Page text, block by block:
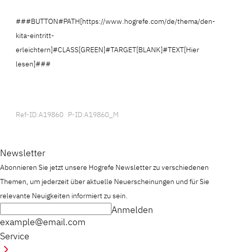
###BUTTON#PATH[https://www.hogrefe.com/de/thema/den-
kita-eintritt-
erleichtern]#CLASS[GREEN]#TARGET[BLANK]#TEXT[Hier
lesen]###
Ref-ID:A19860 P-ID:A19860_M
Newsletter
Abonnieren Sie jetzt unsere Hogrefe Newsletter zu verschiedenen
Themen, um jederzeit über aktuelle Neuerscheinungen und für Sie
relevante Neuigkeiten informiert zu sein.
example@email.com
Anmelden
Service